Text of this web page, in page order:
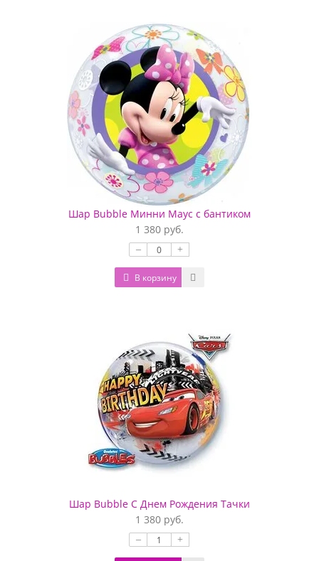
Шар Bubble Минни Маус с бантиком
1 380 руб.
– +
В корзину
Шар Bubble С Днем Рождения Тачки
1 380 руб.
– +